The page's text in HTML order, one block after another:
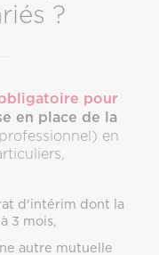
?
pour
en place de la
en
d'intérim dont la
3 mois,
autre mutuelle